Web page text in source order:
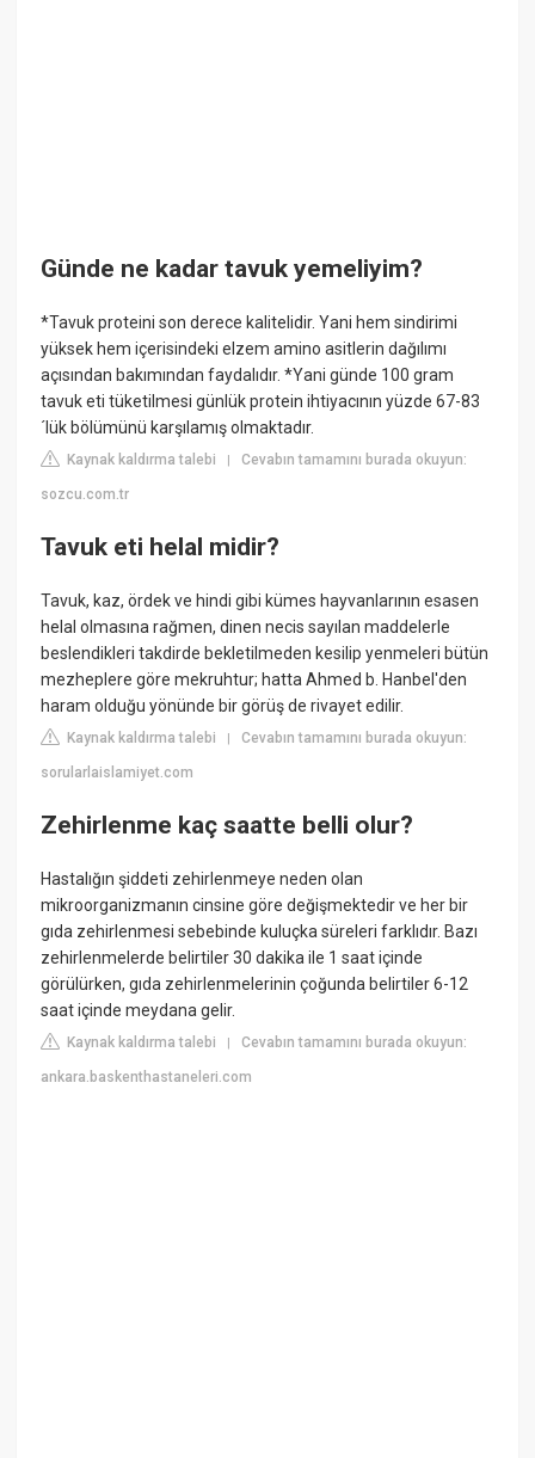
Günde ne kadar tavuk yemeliyim?
*Tavuk proteini son derece kalitelidir. Yani hem sindirimi
yüksek hem içerisindeki elzem amino asitlerin dağılımı
açısından bakımından faydalıdır. *Yani günde 100 gram
tavuk eti tüketilmesi günlük protein ihtiyacının yüzde 67-83
´lük bölümünü karşılamış olmaktadır.
Kaynak kaldırma talebi |Cevabın tamamını burada okuyun:
sozcu.com.tr
Tavuk eti helal midir?
Tavuk, kaz, ördek ve hindi gibi kümes hayvanlarının esasen
helal olmasına rağmen, dinen necis sayılan maddelerle
beslendikleri takdirde bekletilmeden kesilip yenmeleri bütün
mezheplere göre mekruhtur; hatta Ahmed b. Hanbel'den
haram olduğu yönünde bir görüş de rivayet edilir.
Kaynak kaldırma talebi |Cevabın tamamını burada okuyun:
sorularlaislamiyet.com
Zehirlenme kaç saatte belli olur?
Hastalığın şiddeti zehirlenmeye neden olan
mikroorganizmanın cinsine göre değişmektedir ve her bir
gıda zehirlenmesi sebebinde kuluçka süreleri farklıdır. Bazı
zehirlenmelerde belirtiler 30 dakika ile 1 saat içinde
görülürken, gıda zehirlenmelerinin çoğunda belirtiler 6-12
saat içinde meydana gelir.
Kaynak kaldırma talebi |Cevabın tamamını burada okuyun:
ankara.baskenthastaneleri.com